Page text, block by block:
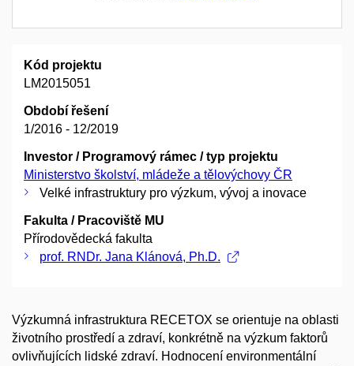
Kód projektu
LM2015051
Období řešení
1/2016 - 12/2019
Investor / Programový rámec / typ projektu
Ministerstvo školství, mládeže a tělovýchovy ČR
Velké infrastruktury pro výzkum, vývoj a inovace
Fakulta / Pracoviště MU
Přírodovědecká fakulta
prof. RNDr. Jana Klánová, Ph.D.
Výzkumná infrastruktura RECETOX se orientuje na oblasti
životního prostředí a zdraví, konkrétně na výzkum faktorů
ovlivňujících lidské zdraví. Hodnocení environmentální